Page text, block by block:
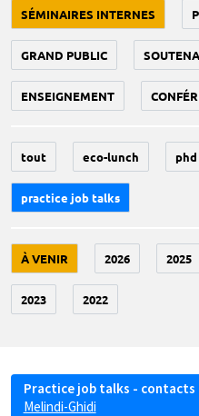
SÉMINAIRES INTERNES
GRAND PUBLIC
ENSEIGNEMENT
tout eco-lunch
practice job talks
À VENIR 2026 2025
2023 2022
Practice job talks - contacts
Melindi-Ghidi